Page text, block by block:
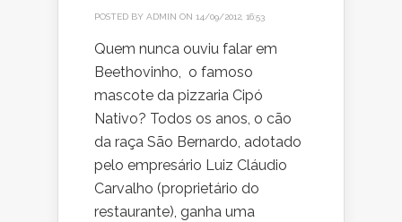
POSTED BY ADMIN ON 14/09/2012, 16:53
Quem nunca ouviu falar em
Beethovinho, o famoso
mascote da pizzaria Cipó
Nativo? Todos os anos, o cão
da raça São Bernardo, adotado
pelo empresário Luiz Cláudio
Carvalho (proprietário do
restaurante), ganha uma